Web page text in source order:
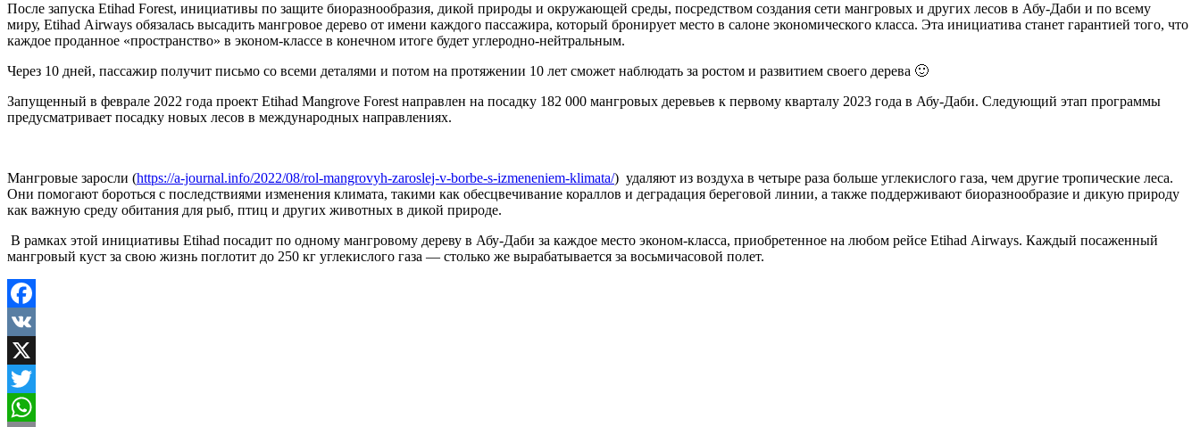
После запуска Etihad Forest, инициативы по защите биоразнообразия, дикой природы и окружающей среды, посредством создания сети мангровых и других лесов в Абу-Даби и по всему
миру, Etihad Airways обязалась высадить мангровое дерево от имени каждого пассажира, который бронирует место в салоне экономического класса. Эта инициатива станет гарантией того, что
каждое проданное «пространство» в эконом-классе в конечном итоге будет углеродно-нейтральным.
Через 10 дней, пассажир получит письмо со всеми деталями и потом на протяжении 10 лет сможет наблюдать за ростом и развитием своего дерева 🙂
Запущенный в феврале 2022 года проект Etihad Mangrove Forest направлен на посадку 182 000 мангровых деревьев к первому кварталу 2023 года в Абу-Даби. Следующий этап программы
предусматривает посадку новых лесов в международных направлениях.
Мангровые заросли (https://a-journal.info/2022/08/rol-mangrovyh-zaroslej-v-borbe-s-izmeneniem-klimata/) удаляют из воздуха в четыре раза больше углекислого газа, чем другие тропические леса.
Они помогают бороться с последствиями изменения климата, такими как обесцвечивание кораллов и деградация береговой линии, а также поддерживают биоразнообразие и дикую природу
как важную среду обитания для рыб, птиц и других животных в дикой природе.
В рамках этой инициативы Etihad посадит по одному мангровому дереву в Абу-Даби за каждое место эконом-класса, приобретенное на любом рейсе Etihad Airways. Каждый посаженный
мангровый куст за свою жизнь поглотит до 250 кг углекислого газа — столько же вырабатывается за восьмичасовой полет.
Facebook
VK
X
Twitter